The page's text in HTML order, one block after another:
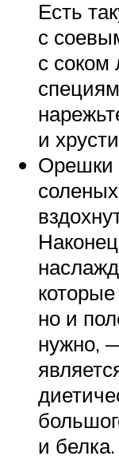
Есть
с
с
и
Орешки
но и
нужно,
и